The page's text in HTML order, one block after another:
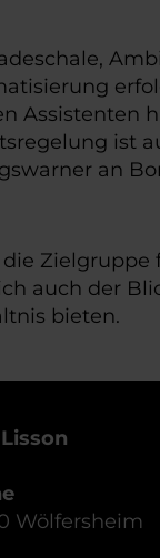
ist
an
Zielgruppe
auch der
bieten.
Wölfersheim